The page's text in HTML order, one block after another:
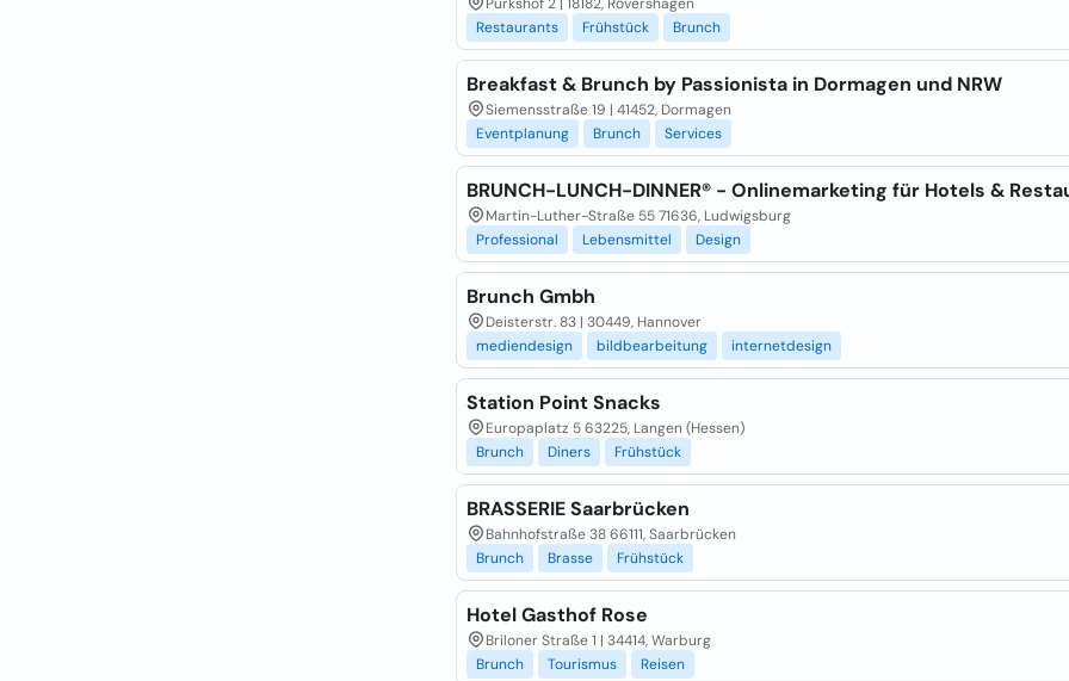
Restaurants
Frühstück Brunch
Breakfast & Brunch by Passionista in Dormagen und NRW
Siemensstraße 19 | 41452, Dormagen
Eventplanung
Brunch Services
BRUNCH-LUNCH-DINNER® - Onlinemarketing für Hotels &
Martin-Luther-Straße 55 71636, Ludwigsburg
Professional
Lebensmittel Design
Brunch Gmbh
Deisterstr. 83 | 30449, Hannover
mediendesign
bildbearbeitung internetdesign
Station Point Snacks
Europaplatz 5 63225, Langen (Hessen)
Brunch
Diners Frühstück
BRASSERIE Saarbrücken
Bahnhofstraße 38 66111, Saarbrücken
Brunch
Brasse Frühstück
Hotel Gasthof Rose
Briloner Straße 1 | 34414, Warburg
Brunch
Tourismus Reisen